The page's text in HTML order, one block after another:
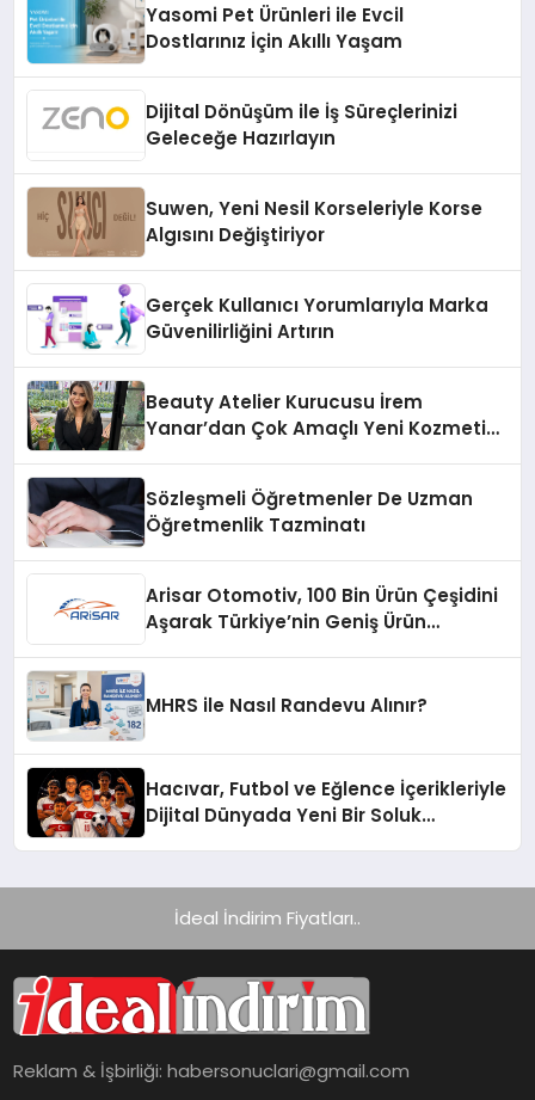
Yasomi Pet Ürünleri ile Evcil
Dostlarınız İçin Akıllı Yaşam
Dijital Dönüşüm ile İş Süreçlerinizi
Geleceğe Hazırlayın
Suwen, Yeni Nesil Korseleriyle Korse
Algısını Değiştiriyor
Gerçek Kullanıcı Yorumlarıyla Marka
Güvenilirliğini Artırın
Beauty Atelier Kurucusu İrem
Yanar’dan Çok Amaçlı Yeni Kozmetik
Sözleşmeli Öğretmenler De Uzman
Öğretmenlik Tazminatı
Arisar Otomotiv, 100 Bin Ürün Çeşidini
Aşarak Türkiye’nin Geniş Ürün
MHRS ile Nasıl Randevu Alınır?
Hacıvar, Futbol ve Eğlence İçerikleriyle
Dijital Dünyada Yeni Bir Soluk
İdeal İndirim Fiyatları..
Reklam & İşbirliği:habersonuclari@gmail.com